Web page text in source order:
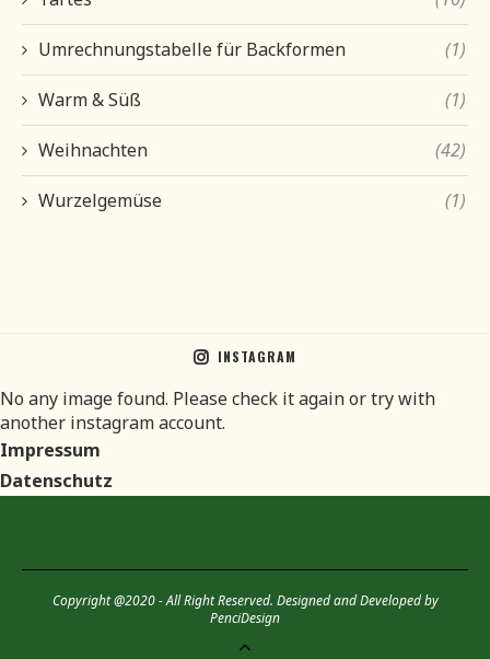
Umrechnungstabelle für Backformen (1)
Warm & Süß (1)
Weihnachten (42)
Wurzelgemüse (1)
INSTAGRAM
No any image found. Please check it again or try with
another instagram account.
Impressum
Datenschutz
Copyright @2020 - All Right Reserved. Designed and Developed by
PenciDesign